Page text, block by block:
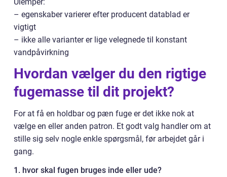
– egenskaber varierer efter producent datablad er
vigtigt
– ikke alle varianter er lige velegnede til konstant
vandpåvirkning
Hvordan vælger du den rigtige
fugemasse til dit projekt?
For at få en holdbar og pæn fuge er det ikke nok at
vælge en eller anden patron. Et godt valg handler om at
stille sig selv nogle enkle spørgsmål, før arbejdet går i
gang.
1. hvor skal fugen bruges inde eller ude?